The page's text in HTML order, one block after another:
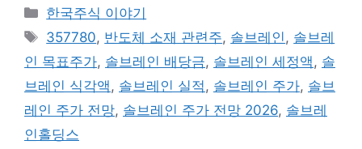
카
테
리
한국주식 이야기
태
그
357780, 반도체 소재 관련주, 솔브레인 , 솔브레
인 목표주가, 솔브레인 배당금, 솔브레인 세정액 , 솔
브레인 식각액 , 솔브레인 실적 , 솔브레인 주가, 솔브
레인 주가 전망, 솔브레인 주가 전망 2026, 솔브레
인홀딩스